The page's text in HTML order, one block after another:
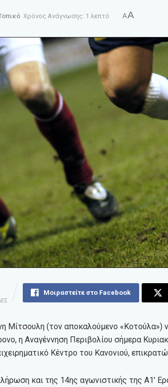
Χρόνος Ανάγνωσης: 1 λεπτό AA
Μοιραστείτε στο Facebook
Μίτσουλη (τον αποκαλούμενο «Κοτούλα»)
η Αναγέννηση Περιβολίου σήμερα
Κέντρο του Κανονιού,
και της 14ης αγωνιστικής της Α1′